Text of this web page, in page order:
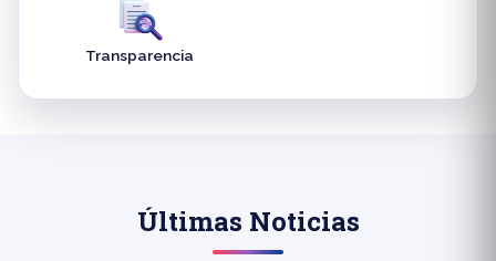
Transparencia
Últimas Noticias